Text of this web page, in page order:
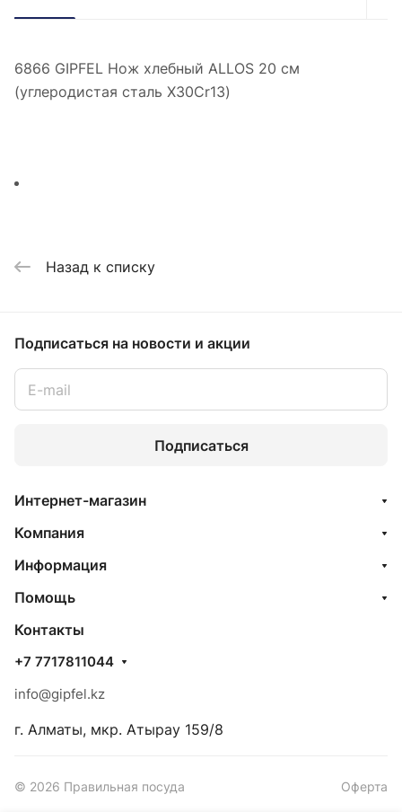
6866 GIPFEL Нож хлебный ALLOS 20 см
(углеродистая сталь X30Cr13)
Назад к списку
Подписаться на новости и акции
Подписаться
Интернет-магазин
Компания
Информация
Помощь
Контакты
+7 7717811044
info@gipfel.kz
г. Алматы, мкр. Атырау 159/8
© 2026 Правильная посуда Оферта